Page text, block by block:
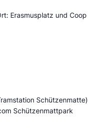
Erasmusplatz und Coop
Schützenmatte)
Schützenmattpark